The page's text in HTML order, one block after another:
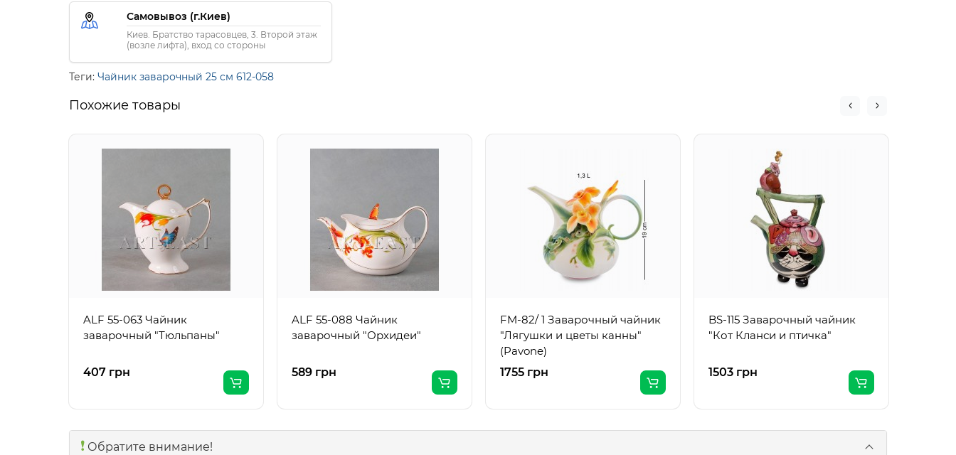
Самовывоз (г.Киев)
Киев. Братство тарасовцев, 3. Второй этаж
(возле лифта), вход со стороны
Теги: Чайник заварочный 25 см 612-058
Похожие товары
ALF 55-063 Чайник
заварочный "Тюльпаны"
407 грн
ALF 55-088 Чайник
заварочный "Орхидеи"
589 грн
FM-82/ 1 Заварочный чайник
"Лягушки и цветы канны"
(Pavone)
1755 грн
BS-115 Заварочный чайник
"Кот Кланси и птичка"
1503 грн
❗️ Обратите внимание!